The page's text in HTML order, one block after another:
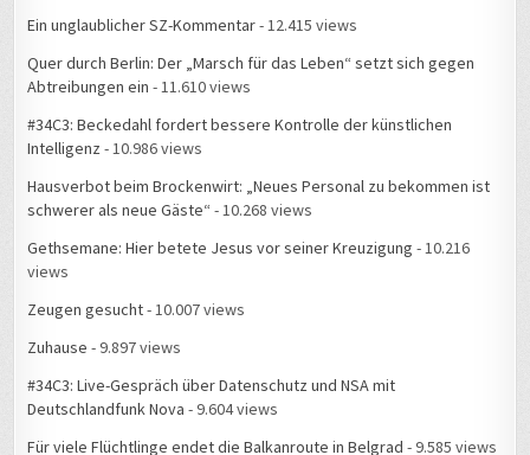
Ein unglaublicher SZ-Kommentar- 12.415 views
Quer durch Berlin: Der „Marsch für das Leben“ setzt sich gegen
Abtreibungen ein - 11.610 views
#34C3: Beckedahl fordert bessere Kontrolle der künstlichen
Intelligenz - 10.986 views
Hausverbot beim Brockenwirt: „Neues Personal zu bekommen ist
schwerer als neue Gäste“ - 10.268 views
Gethsemane: Hier betete Jesus vor seiner Kreuzigung - 10.216
views
Zeugen gesucht- 10.007 views
Zuhause - 9.897 views
#34C3: Live-Gespräch über Datenschutz und NSA mit
Deutschlandfunk Nova - 9.604 views
Für viele Flüchtlinge endet die Balkanroute in Belgrad - 9.585 views